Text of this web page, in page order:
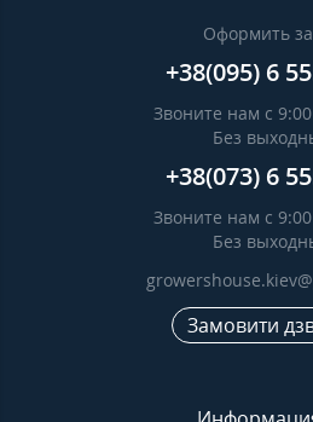
Оформить
+38(095) 6
Звоните нам с
Без
+38(073) 6
Звоните нам с
Без
Замовити